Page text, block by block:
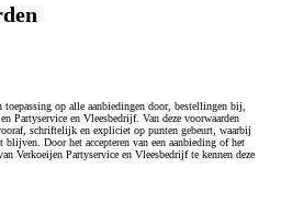
op alle aanbiedingen door, bestellingen bij,
Partyservice en Vleesbedrijf. Van deze voorwaarden
schriftelijk en expliciet op punten gebeurt, waarbij
Door het accepteren van een aanbieding of het
Verkoeijen Partyservice en Vleesbedrijf te kennen deze